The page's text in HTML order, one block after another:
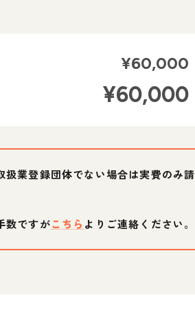
¥60,000
¥60,000
業登録団体でない場合は実費のみ請
数ですがこちら よりご連絡ください。